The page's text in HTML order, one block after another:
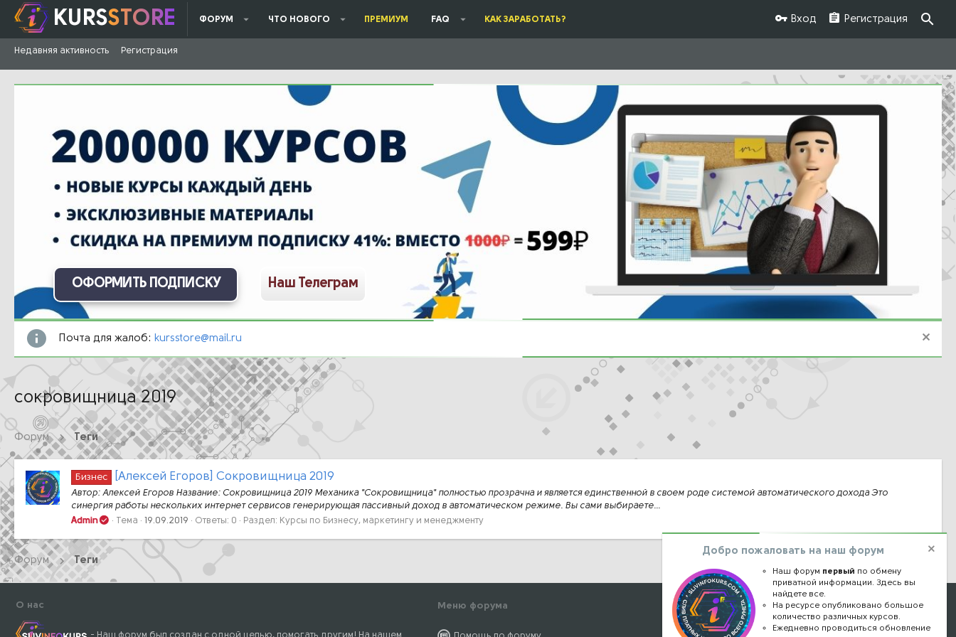
KURSSTORE ФОРУМ ЧТО НОВОГО ПРЕМИУМ FAQ КАК ЗАРАБОТАТЬ? Вход Регистрация
Недавняя активность Регистрация
ОФОРМИТЬ ПОДПИСКУ Наш Телеграм
Почта для жалоб: kursstore@mail.ru
сокровищница 2019
Форум Теги
Бизнес [Алексей Егоров] Сокровищница 2019
Автор: Алексей Егоров Название: Сокровищница 2019 Механика "Сокровищница" полностью прозрачна и является единственной в своем роде системой автоматического дохода Это
синергия работы нескольких интернет сервисов генерирующая пассивный доход в автоматическом режиме. Вы сами выбираете...
Admin
Тема 19.09.2019 Ответы: 0 Раздел: Курсы по Бизнесу, маркетингу и менеджменту
Форум Теги
О нас Меню форума Наши контакты
Добро пожаловать на наш форум
Наш форум первый по обмену
приватной информации. Здесь вы
найдете все.
На ресурсе опубликовано большое
количество различных курсов.
Ежедневно проводиться обновление